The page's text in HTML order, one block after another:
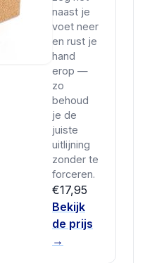
naast je
voet neer
en rust je
hand
erop —
zo
behoud
je de
juiste
uitlijning
zonder te
forceren.
€17,95
Bekijk
de prijs
→